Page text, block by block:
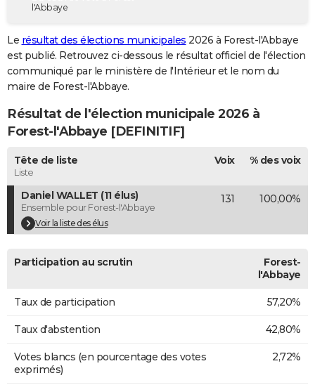
Destinations
City break
Voyage nature
Voyage de noces
Forum
GUIDES D'ACHAT
BONS PLANS
Carte de Noël
Carte Bonne année
Carte Saint-Valentin
Carte Pâques
Carte d'anniversaire
DICTIONNAIRE
Dictionnaire
Biographies
Citations
Expressions
Proverbes
PROGRAMME TV
COPAINS D'AVANT
S'inscrire
Se connecter
Lycées
Collèges
Primaires
Universités
Entreprises
Service militaire
Avis de recherche
AVIS DE DÉCÈS
Bricolage
Television
l'Abbaye
Le résultat des élections municipales 2026 à Forest-l'Abbaye
est publié. Retrouvez ci-dessous le résultat officiel de l'élection
communiqué par le ministère de l'Intérieur et le nom du
maire de Forest-l'Abbaye.
Résultat de l'élection municipale 2026 à
Forest-l'Abbaye [DEFINITIF]
Tête de liste
Liste
Voix % des voix
Daniel WALLET (11 élus)
Ensemble pour Forest-l'Abbaye
Voir la liste des élus
131 100,00%
Participation au scrutin
Forest-
l'Abbaye
Taux de participation 57,20%
Taux d'abstention 42,80%
Votes blancs (en pourcentage des votes
exprimés)
2,72%